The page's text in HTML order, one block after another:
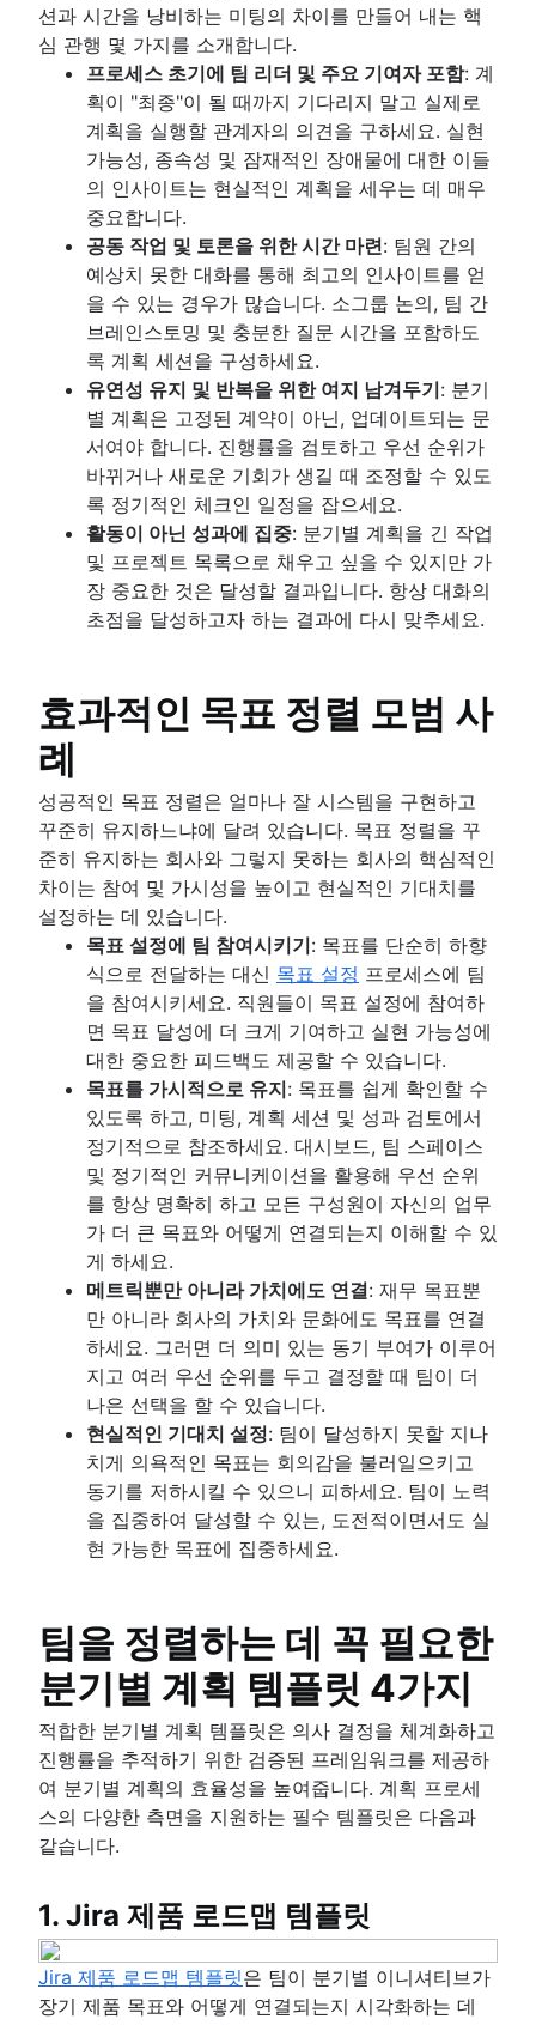
션과 시간을 낭비하는 미팅의 차이를 만들어 내는 핵
심 관행 몇 가지를 소개합니다.
프로세스 초기에 팀 리더 및 주요 기여자 포함: 계
획이 "최종"이 될 때까지 기다리지 말고 실제로
계획을 실행할 관계자의 의견을 구하세요. 실현
가능성, 종속성 및 잠재적인 장애물에 대한 이들
의 인사이트는 현실적인 계획을 세우는 데 매우
중요합니다.
공동 작업 및 토론을 위한 시간 마련: 팀원 간의
예상치 못한 대화를 통해 최고의 인사이트를 얻
을 수 있는 경우가 많습니다. 소그룹 논의, 팀 간
브레인스토밍 및 충분한 질문 시간을 포함하도
록 계획 세션을 구성하세요.
유연성 유지 및 반복을 위한 여지 남겨두기: 분기
별 계획은 고정된 계약이 아닌, 업데이트되는 문
서여야 합니다. 진행률을 검토하고 우선 순위가
바뀌거나 새로운 기회가 생길 때 조정할 수 있도
록 정기적인 체크인 일정을 잡으세요.
활동이 아닌 성과에 집중: 분기별 계획을 긴 작업
및 프로젝트 목록으로 채우고 싶을 수 있지만 가
장 중요한 것은 달성할 결과입니다. 항상 대화의
초점을 달성하고자 하는 결과에 다시 맞추세요.
효과적인 목표 정렬 모범 사
례
성공적인 목표 정렬은 얼마나 잘 시스템을 구현하고
꾸준히 유지하느냐에 달려 있습니다. 목표 정렬을 꾸
준히 유지하는 회사와 그렇지 못하는 회사의 핵심적인
차이는 참여 및 가시성을 높이고 현실적인 기대치를
설정하는 데 있습니다.
목표 설정에 팀 참여시키기: 목표를 단순히 하향
식으로 전달하는 대신 목표 설정 프로세스에 팀
을 참여시키세요. 직원들이 목표 설정에 참여하
면 목표 달성에 더 크게 기여하고 실현 가능성에
대한 중요한 피드백도 제공할 수 있습니다.
목표를 가시적으로 유지: 목표를 쉽게 확인할 수
있도록 하고, 미팅, 계획 세션 및 성과 검토에서
정기적으로 참조하세요. 대시보드, 팀 스페이스
및 정기적인 커뮤니케이션을 활용해 우선 순위
를 항상 명확히 하고 모든 구성원이 자신의 업무
가 더 큰 목표와 어떻게 연결되는지 이해할 수 있
게 하세요.
메트릭뿐만 아니라 가치에도 연결: 재무 목표뿐
만 아니라 회사의 가치와 문화에도 목표를 연결
하세요. 그러면 더 의미 있는 동기 부여가 이루어
지고 여러 우선 순위를 두고 결정할 때 팀이 더
나은 선택을 할 수 있습니다.
현실적인 기대치 설정: 팀이 달성하지 못할 지나
치게 의욕적인 목표는 회의감을 불러일으키고
동기를 저하시킬 수 있으니 피하세요. 팀이 노력
을 집중하여 달성할 수 있는, 도전적이면서도 실
현 가능한 목표에 집중하세요.
팀을 정렬하는 데 꼭 필요한
분기별 계획 템플릿 4가지
적합한 분기별 계획 템플릿은 의사 결정을 체계화하고
진행률을 추적하기 위한 검증된 프레임워크를 제공하
여 분기별 계획의 효율성을 높여줍니다. 계획 프로세
스의 다양한 측면을 지원하는 필수 템플릿은 다음과
같습니다.
1. Jira 제품 로드맵 템플릿
Jira 제품 로드맵 템플릿은 팀이 분기별 이니셔티브가
장기 제품 목표와 어떻게 연결되는지 시각화하는 데